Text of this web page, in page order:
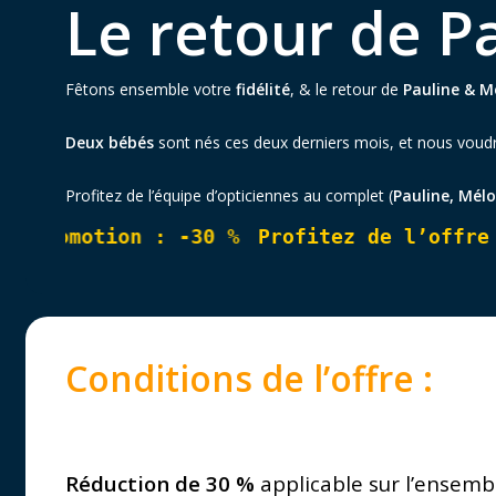
Le retour de
Fêtons ensemble votre fidélité, & le retour de Pauline &
Deux bébéssont nés ces deux derniers mois, et nous
Profitez de l’équipe d’opticiennes au complet (Pauline,
: -30 % Profitez de l’offre
Conditions de l’offre :
Réduction de 30 % applicable sur